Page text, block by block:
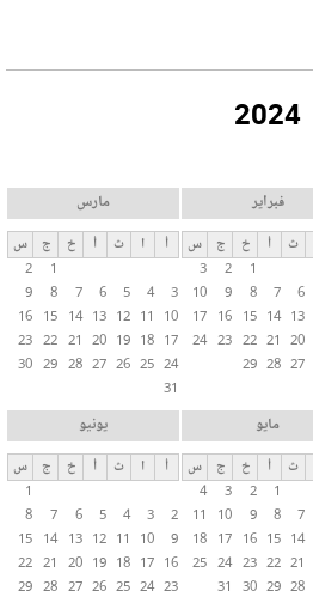
التبويب النشطة)
2024
فبراير
ث أ خ ج
س
1
2
3
6
7
8
9
10
13
14
15
16
17
20
21
22
23
24
27
28
29
مارس
أ ا ث أ خ ج
س
1
2
3
4
5
6
7
8
9
10
11
12
13
14
15
16
17
18
19
20
21
22
23
24
25
26
27
28
29
30
31
مايو
ث أ خ ج
س
1
2
3
4
7
8
9
10
11
14
15
16
17
18
21
22
23
24
25
28
29
30
31
يونيو
أ ا ث أ خ ج
س
1
2
3
4
5
6
7
8
9
10
11
12
13
14
15
16
17
18
19
20
21
22
23
24
25
26
27
28
29